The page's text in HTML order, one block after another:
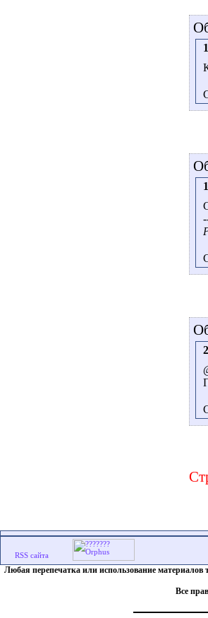
Любая перепечатка или использование материалов
Все